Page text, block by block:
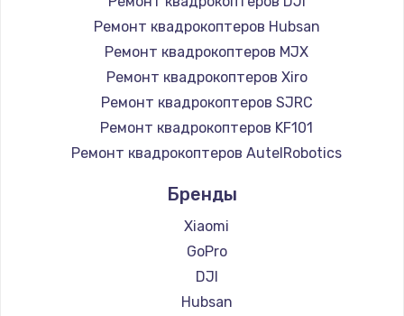
Ремонт квадрокоптеров Hubsan
Ремонт квадрокоптеров MJX
Ремонт квадрокоптеров Xiro
Ремонт квадрокоптеров SJRC
Ремонт квадрокоптеров KF101
Ремонт квадрокоптеров AutelRobotics
Бренды
Xiaomi
GoPro
DJI
Hubsan